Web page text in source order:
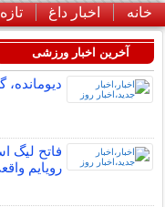
خانه اخبار داغ
آخرین اخبار ورزشی
دیومانده،
فاتح لیگ
رویایم